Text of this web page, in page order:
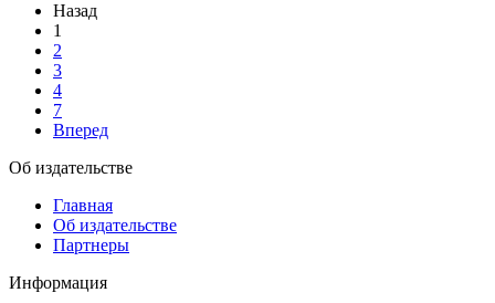
Назад
1
2
3
4
7
Вперед
Об издательстве
Главная
Об издательстве
Партнеры
Информация